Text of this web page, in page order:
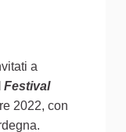
a
Festival
2022, con